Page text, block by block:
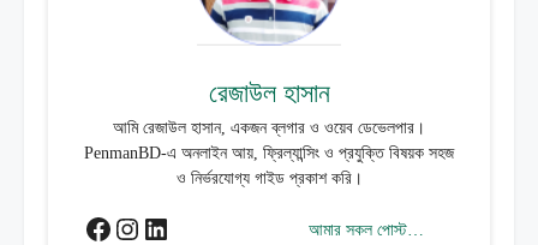
রেজাউল হাসান
আমি রেজাউল হাসান, একজন ব্লগার ও ওয়েব ডেভেলপার।
PenmanBD-এ অনলাইন আয়, ফ্রিল্যান্সিং ও প্রযুক্তি বিষয়ক সহজ
ও নির্ভরযোগ্য গাইড প্রকাশ করি।
ফেসবুকইনস্টাগ্রাম
লিঙ্কডইন আমার সকল পোস্ট…